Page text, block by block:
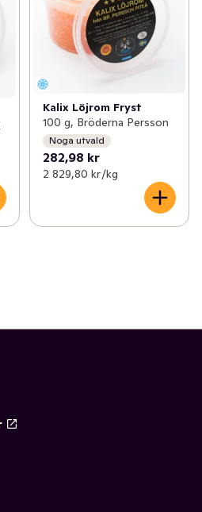
Kalix Löjrom Fryst
100 g, Bröderna Persson
Noga utvald
282,98 kr
2 829,80 kr /kg